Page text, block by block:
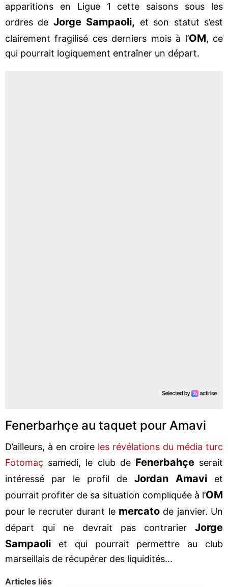
apparitions en Ligue 1 cette saisons sous les
ordres de Jorge Sampaoli, et son statut s’est
clairement fragilisé ces derniers mois à l’OM, ce
qui pourrait logiquement entraîner un départ.
Fenerbarhçe au taquet pour Amavi
D’ailleurs, à en croire les révélations du média turc
Fotomaç samedi, le club de Fenerbahçeserait
intéressé par le profil de Jordan Amavi et
pourrait profiter de sa situation compliquée à l’OM
pour le recruter durant le mercatode janvier. Un
départ qui ne devrait pas contrarier Jorge
Sampaoli et qui pourrait permettre au club
marseillais de récupérer des liquidités...
Articles liés